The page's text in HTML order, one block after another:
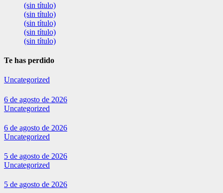
(sin título)
(sin título)
(sin título)
(sin título)
(sin título)
Te has perdido
Uncategorized
6 de agosto de 2026
Uncategorized
6 de agosto de 2026
Uncategorized
5 de agosto de 2026
Uncategorized
5 de agosto de 2026